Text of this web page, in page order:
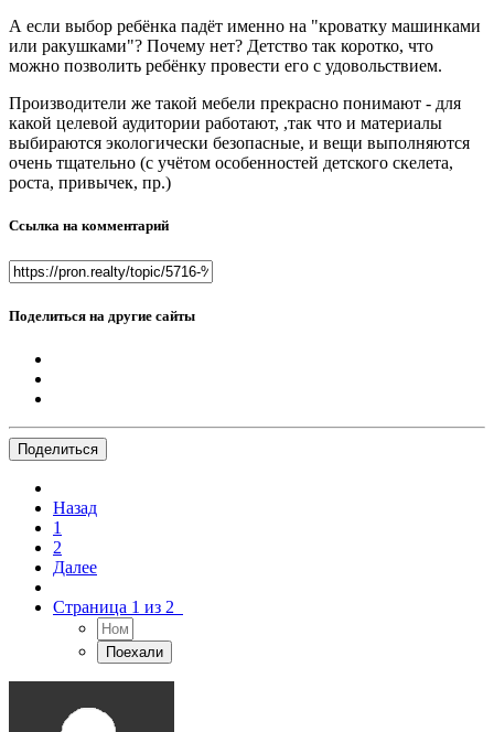
А если выбор ребёнка падёт именно на "кроватку машинками
или ракушками"? Почему нет? Детство так коротко, что
можно позволить ребёнку провести его с удовольствием.
Производители же такой мебели прекрасно понимают - для
какой целевой аудитории работают, ,так что и материалы
выбираются экологически безопасные, и вещи выполняются
очень тщательно (с учётом особенностей детского скелета,
роста, привычек, пр.)
Ссылка на комментарий
Поделиться на другие сайты
Поделиться
Назад
1
2
Далее
Страница 1 из 2